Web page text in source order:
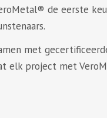
de eerste
met
elk project met